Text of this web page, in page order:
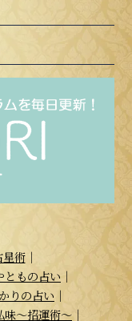
術｜
ともの占い ｜
りの占い ｜
味～招運術～ ｜